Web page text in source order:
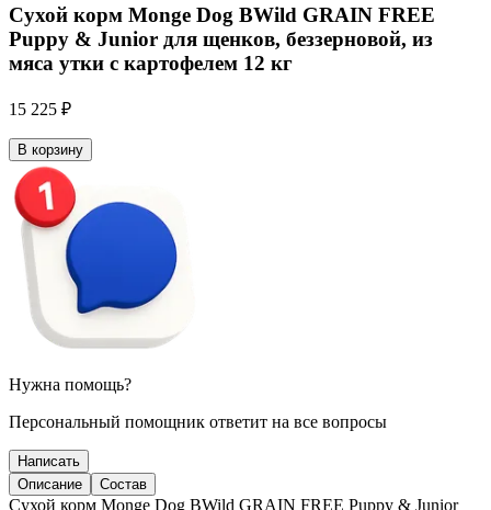
Сухой корм Monge Dog BWild GRAIN FREE
Puppy & Junior для щенков, беззерновой, из
мяса утки с картофелем 12 кг
15 225 ₽
В корзину
Нужна помощь?
Персональный помощник ответит на все вопросы
Написать
Описание
Состав
Сухой корм Monge Dog BWild GRAIN FREE Puppy & Junior